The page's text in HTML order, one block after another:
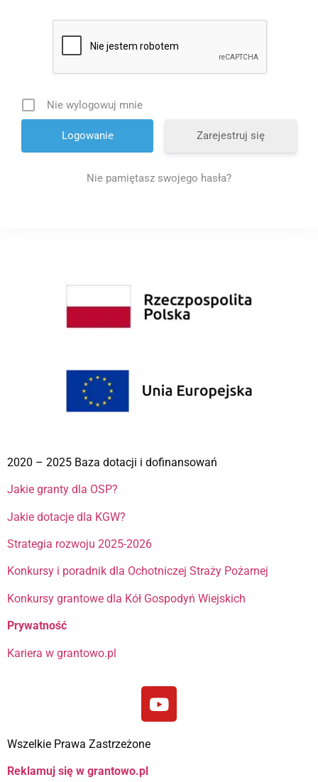
Nie wylogowuj mnie
Zarejestruj się
Nie pamiętasz swojego hasła?
2020 – 2025 Baza dotacji i dofinansowań
Jakie granty dla OSP?
Jakie dotacje dla KGW?
Strategia rozwoju 2025-2026
Konkursy i poradnik dla Ochotniczej Straży Pożarnej
Konkursy grantowe dla Kół Gospodyń Wiejskich
Prywatność
Kariera w grantowo.pl
Wszelkie Prawa Zastrzeżone
Reklamuj się w grantowo.pl